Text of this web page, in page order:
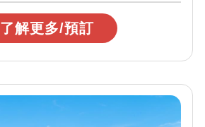
了解更多/預訂